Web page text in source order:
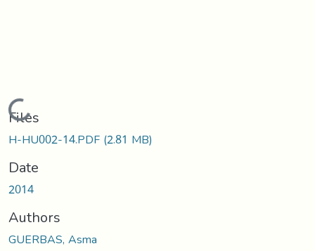
Loading...
Files
H-HU002-14.PDF(2.81 MB)
Date
2014
Authors
GUERBAS, Asma